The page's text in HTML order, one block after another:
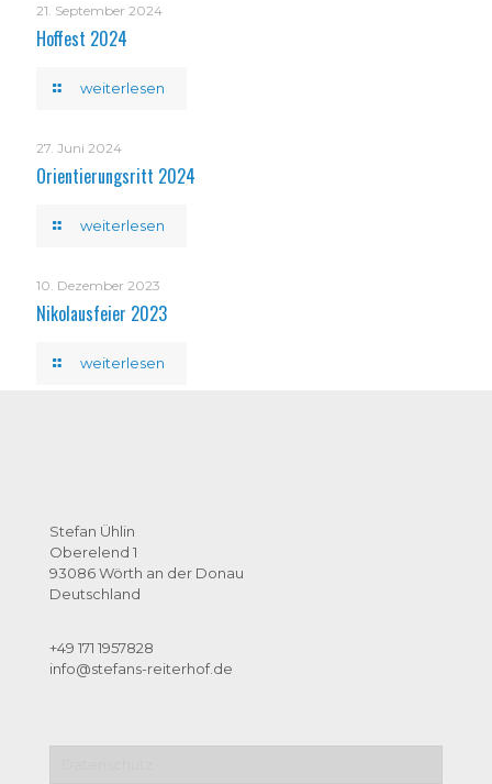
21. September 2024
Hoffest 2024
weiterlesen
27. Juni 2024
Orientierungsritt 2024
weiterlesen
10. Dezember 2023
Nikolausfeier 2023
weiterlesen
Stefan Ühlin
Oberelend 1
93086 Wörth an der Donau
Deutschland
+49 171 1957828
info@stefans-reiterhof.de